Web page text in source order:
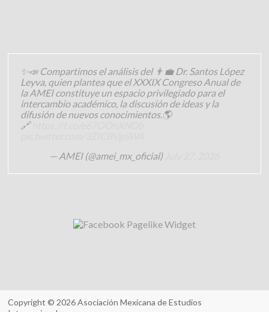
✨📣 Compartimos el análisis del 👨‍💼 Dr. Santos López
Leyva, quien plantea que el XXXIX Congreso Anual de
la AMEI constituye un espacio privilegiado para el
intercambio académico, la discusión de ideas y la
difusión de nuevos conocimientos.🌎
🔗
— AMEI (@amei_mx_oficial)
Copyright © 2026Asociación Mexicana de Estudios